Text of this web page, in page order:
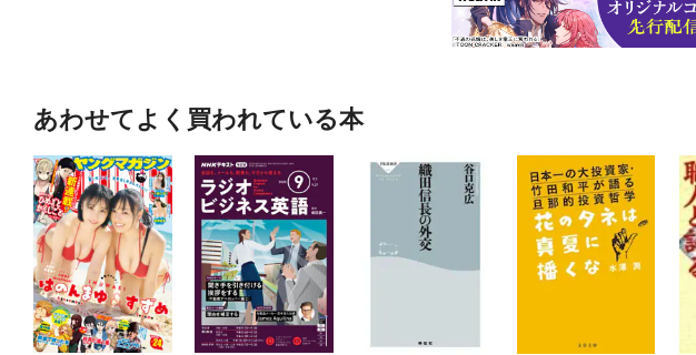
あわせてよく買われている本